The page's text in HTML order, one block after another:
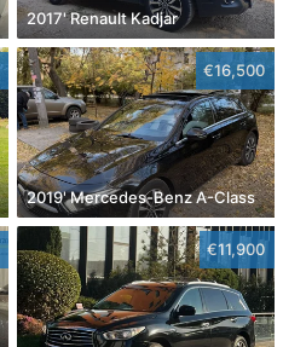
2017' Renault Kadjar
€16,500
2019' Mercedes-Benz A-Class
€11,900